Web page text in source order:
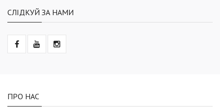
СЛІДКУЙ ЗА НАМИ
ПРО НАС